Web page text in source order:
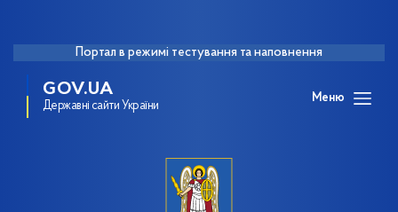
Портал в режимі тестування та наповнення
GOV.UA
Державні сайти України
Меню